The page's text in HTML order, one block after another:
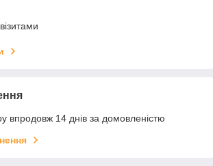
впродовж 14 днів за домовленістю